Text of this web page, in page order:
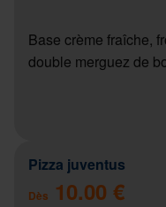
Base crème fraîche,
double merguez de
Pizza juventus
Dès 10.00 €